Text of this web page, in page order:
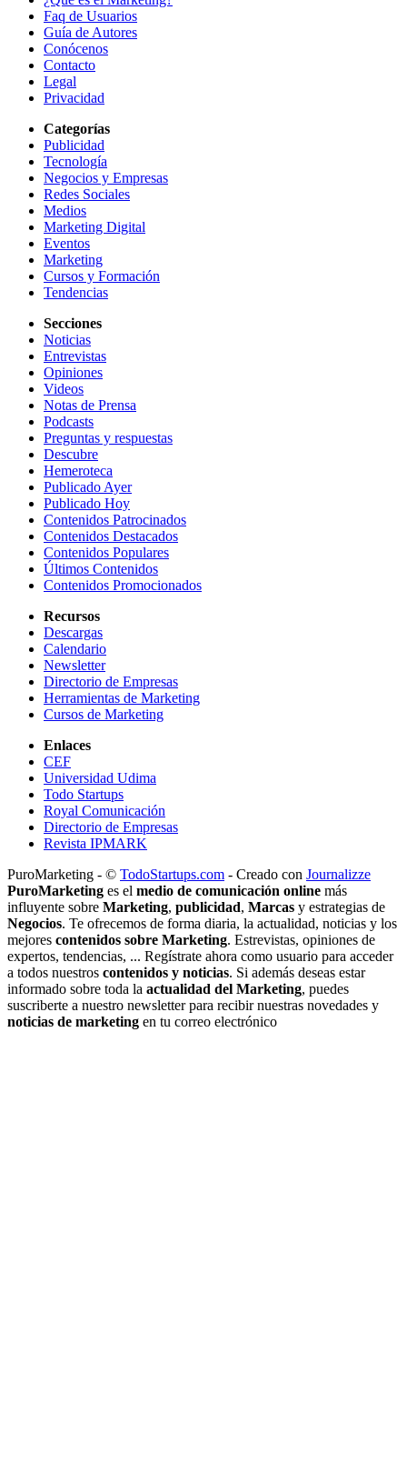
Faq de Usuarios
Guía de Autores
Conócenos
Contacto
Legal
Privacidad
Categorías
Publicidad
Tecnología
Negocios y Empresas
Redes Sociales
Medios
Marketing Digital
Eventos
Marketing
Cursos y Formación
Tendencias
Secciones
Noticias
Entrevistas
Opiniones
Videos
Notas de Prensa
Podcasts
Preguntas y respuestas
Descubre
Hemeroteca
Publicado Ayer
Publicado Hoy
Contenidos Patrocinados
Contenidos Destacados
Contenidos Populares
Últimos Contenidos
Contenidos Promocionados
Recursos
Descargas
Calendario
Newsletter
Directorio de Empresas
Herramientas de Marketing
Cursos de Marketing
Enlaces
CEF
Universidad Udima
Todo Startups
Royal Comunicación
Directorio de Empresas
Revista IPMARK
PuroMarketing - © TodoStartups.com - Creado con Journalizze
PuroMarketing es el medio de comunicación online más
influyente sobre Marketing, publicidad, Marcas y estrategias de
Negocios. Te ofrecemos de forma diaria, la actualidad, noticias y los
mejores contenidos sobre Marketing. Estrevistas, opiniones de
expertos, tendencias, ... Regístrate ahora como usuario para acceder
a todos nuestros contenidos y noticias. Si además deseas estar
informado sobre toda la actualidad del Marketing, puedes
suscriberte a nuestro newsletter para recibir nuestras novedades y
noticias de marketing en tu correo electrónico